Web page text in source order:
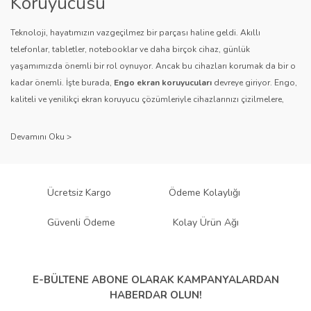
Gönder
Teknoloji, hayatımızın vazgeçilmez bir parçası haline geldi. Akıllı
telefonlar, tabletler, notebooklar ve daha birçok cihaz, günlük
yaşamımızda önemli bir rol oynuyor. Ancak bu cihazları korumak da bir o
kadar önemli. İşte burada, Engo ekran koruyucuları devreye giriyor. Engo,
kaliteli ve yenilikçi ekran koruyucu çözümleriyle cihazlarınızı çizilmelere,
sağlıyor.
Engo ekran koruyucuları
, uzun yıllara dayanan tecrübesi ve teknolojiye
ürününü titiz bir kalite kontrol sürecinden geçirir. Kullanıcı dostu tasarımı
Çeşitlilik ve Uyum: Engo Ekran
Koruyucuları
Ücretsiz Kargo Ödeme Kolaylığı
Güvenli Ödeme Kolay Ürün Ağı
E-BÜLTENE ABONE OLARAK KAMPANYALARDAN
HABERDAR OLUN!